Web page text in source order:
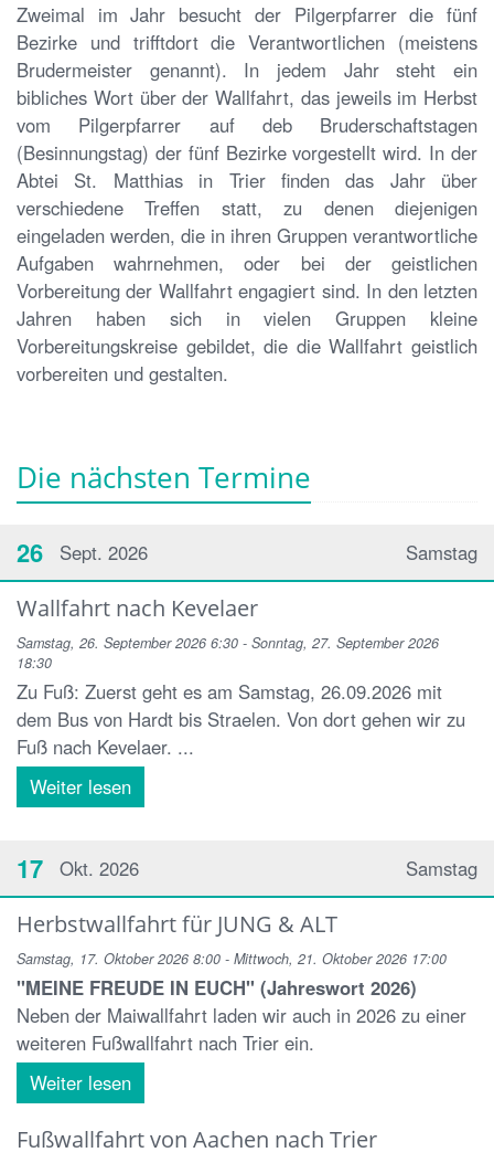
Zweimal im Jahr besucht der Pilgerpfarrer die fünf
Bezirke und trifftdort die Verantwortlichen (meistens
Brudermeister genannt). In jedem Jahr steht ein
bibliches Wort über der Wallfahrt, das jeweils im Herbst
vom Pilgerpfarrer auf deb Bruderschaftstagen
(Besinnungstag) der fünf Bezirke vorgestellt wird. In der
Abtei St. Matthias in Trier finden das Jahr über
verschiedene Treffen statt, zu denen diejenigen
eingeladen werden, die in ihren Gruppen verantwortliche
Aufgaben wahrnehmen, oder bei der geistlichen
Vorbereitung der Wallfahrt engagiert sind. In den letzten
Jahren haben sich in vielen Gruppen kleine
Vorbereitungskreise gebildet, die die Wallfahrt geistlich
vorbereiten und gestalten.
Die nächsten Termine
Samstag
26 Sept. 2026
Wallfahrt nach Kevelaer
Samstag, 26. September 2026 6:30 - Sonntag, 27. September 2026
18:30
Zu Fuß: Zuerst geht es am Samstag, 26.09.2026 mit
dem Bus von Hardt bis Straelen. Von dort gehen wir zu
Fuß nach Kevelaer. ...
Weiter lesen
Samstag
17 Okt. 2026
Herbstwallfahrt für JUNG & ALT
Samstag, 17. Oktober 2026 8:00 - Mittwoch, 21. Oktober 2026 17:00
"MEINE FREUDE IN EUCH" (Jahreswort 2026)
Neben der Maiwallfahrt laden wir auch in 2026 zu einer
weiteren Fußwallfahrt nach Trier ein.
Weiter lesen
Fußwallfahrt von Aachen nach Trier